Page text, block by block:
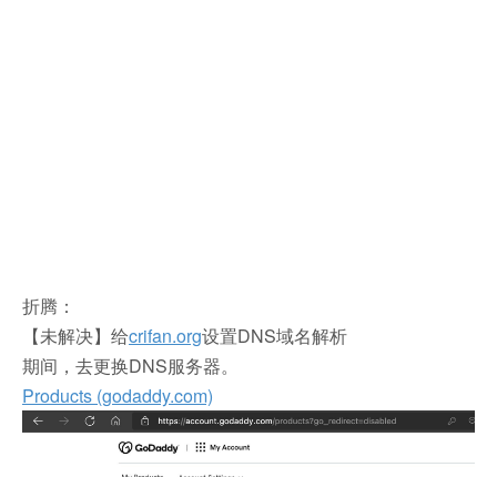
折腾：
【未解决】给crifan.org设置DNS域名解析
期间，去更换DNS服务器。
Products (godaddy.com)